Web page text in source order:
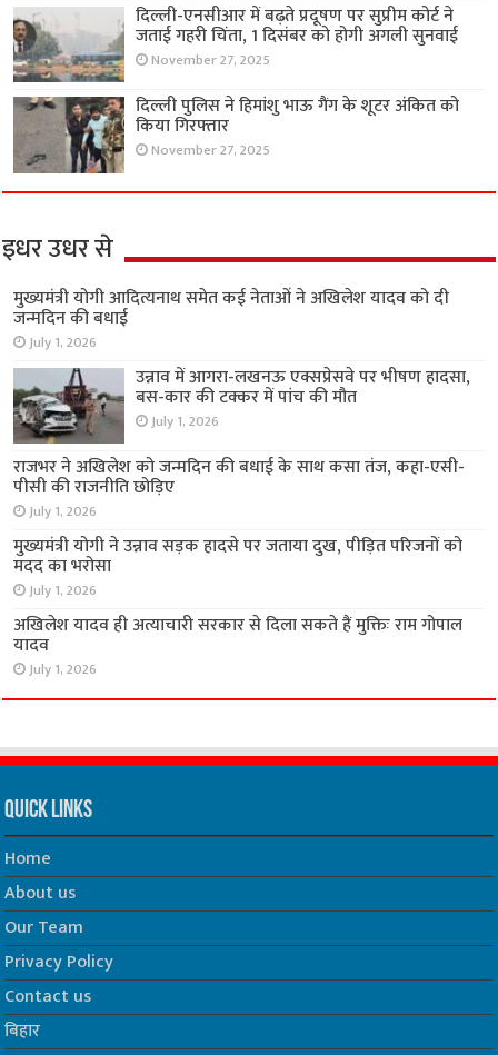
दिल्ली-एनसीआर में बढ़ते प्रदूषण पर सुप्रीम कोर्ट ने
जताई गहरी चिंता, 1 दिसंबर को होगी अगली सुनवाई
November 27, 2025
दिल्ली पुलिस ने हिमांशु भाऊ गैंग के शूटर अंकित को
किया गिरफ्तार
November 27, 2025
इधर उधर से
मुख्यमंत्री योगी आदित्यनाथ समेत कई नेताओं ने अखिलेश यादव को दी
जन्मदिन की बधाई
July 1, 2026
उन्नाव में आगरा-लखनऊ एक्सप्रेसवे पर भीषण हादसा,
बस-कार की टक्कर में पांच की मौत
July 1, 2026
राजभर ने अखिलेश को जन्मदिन की बधाई के साथ कसा तंज, कहा-एसी-
पीसी की राजनीति छोड़िए
July 1, 2026
मुख्यमंत्री योगी ने उन्नाव सड़क हादसे पर जताया दुख, पीड़ित परिजनों को
मदद का भरोसा
July 1, 2026
अखिलेश यादव ही अत्याचारी सरकार से दिला सकते हैं मुक्तिः राम गोपाल
यादव
July 1, 2026
Quick Links
Home
About us
Our Team
Privacy Policy
Contact us
बिहार